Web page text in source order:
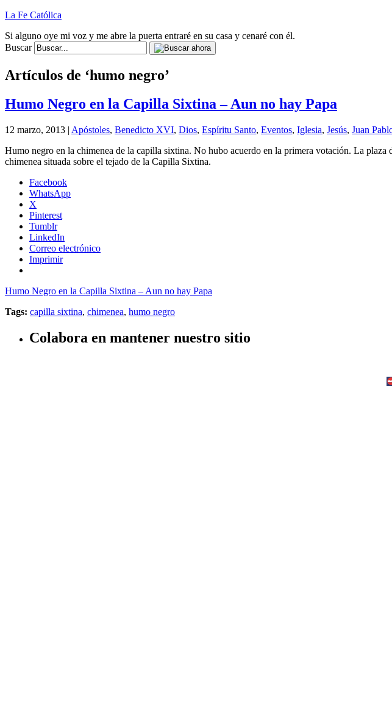
La Fe Católica
Si alguno oye mi voz y me abre la puerta entraré en su casa y cenaré con él.
Buscar
Artículos de ‘humo negro’
Humo Negro en la Capilla Sixtina – Aun no hay Papa
12 marzo, 2013 | Apóstoles, Benedicto XVI, Dios, Espíritu Santo, Eventos, Iglesia, Jesús, Juan
Humo negro en la chimenea de la capilla sixtina. No hubo acuerdo en la primera votación. La
chimenea situada sobre el tejado de la Capilla Sixtina.
Facebook
WhatsApp
X
Pinterest
Tumblr
LinkedIn
Correo electrónico
Imprimir
Humo Negro en la Capilla Sixtina – Aun no hay Papa
Tags: capilla sixtina, chimenea, humo negro
Colabora en mantener nuestro sitio